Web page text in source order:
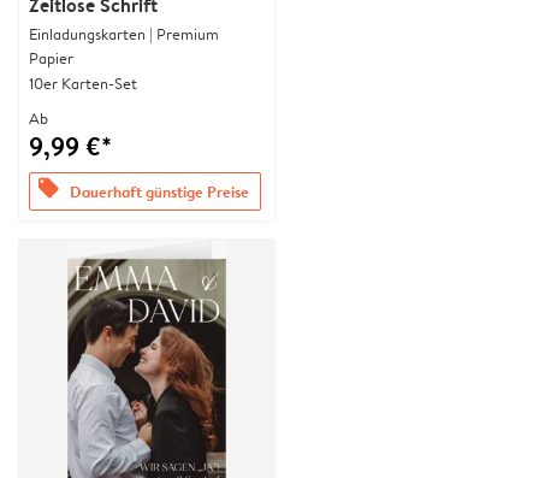
Einladungskarten | Premium
Papier
10er Karten-Set
Ab
9,99 €*
offers Dauerhaft günstige Preise